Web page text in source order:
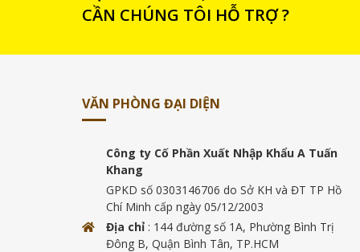
CẦN CHÚNG TÔI HỖ TRỢ ?
VĂN PHÒNG ĐẠI DIỆN
Công ty Cố Phần Xuất Nhập Khẩu A Tuấn
Khang
GPKD số 0303146706 do Sở KH và ĐT TP Hồ
Chí Minh cấp ngày 05/12/2003
Địa chỉ : 144 đường số 1A, Phường Bình Trị
Đông B, Quận Bình Tân, TP.HCM